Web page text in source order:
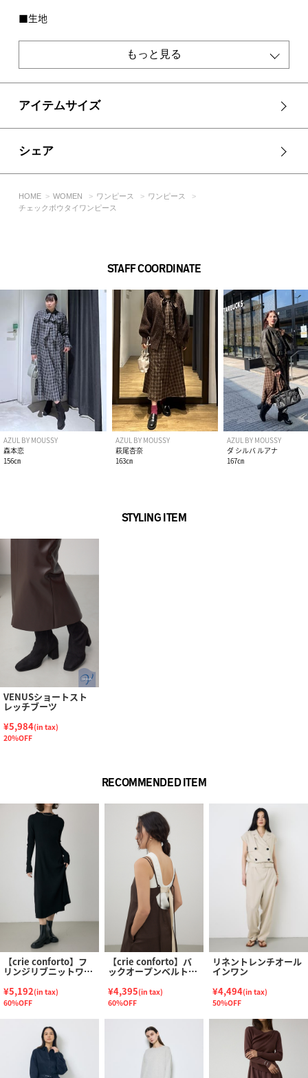
■生地
光沢感：なし
※画像の商品はサンプルです。実際の商品と仕様、加工が若干
異なる場合があります。
※画像の商品は光の照射や角度、お使いのモニター環境によ
もっと見る
アイテムサイズ
シェア
HOME WOMEN ワンピース
ワンピース
チェックボウタイワンピース
STAFF COORDINATE
AZUL BY MOUSSY
森本恋
156㎝
AZUL BY MOUSSY
萩尾杏奈
163㎝
AZUL BY MOUSSY
ダ シルバ ルアナ
167㎝
STYLING ITEM
VENUSショートスト
レッチブーツ
¥5,984(in tax)
20%OFF
RECOMMENDED ITEM
【crie conforto】フ
リンジリブニットワン
¥5,192(in tax)
60%OFF
【crie conforto】バ
ックオープンベルトキ
ャミワンピース
¥4,395(in tax)
60%OFF
リネントレンチオール
インワン
¥4,494(in tax)
50%OFF